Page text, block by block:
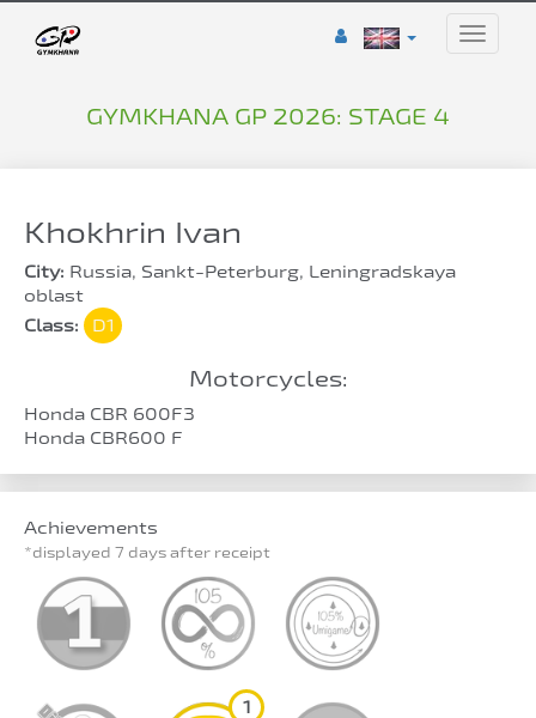
Toggle
GYMKHANA GP 2026: STAGE 4
Khokhrin Ivan
City: Russia, Sankt-Peterburg, Leningradskaya
oblast
Class:
D1
Motorcycles:
Honda CBR 600F3
Honda CBR600 F
Achievements
*displayed 7 days after receipt
1